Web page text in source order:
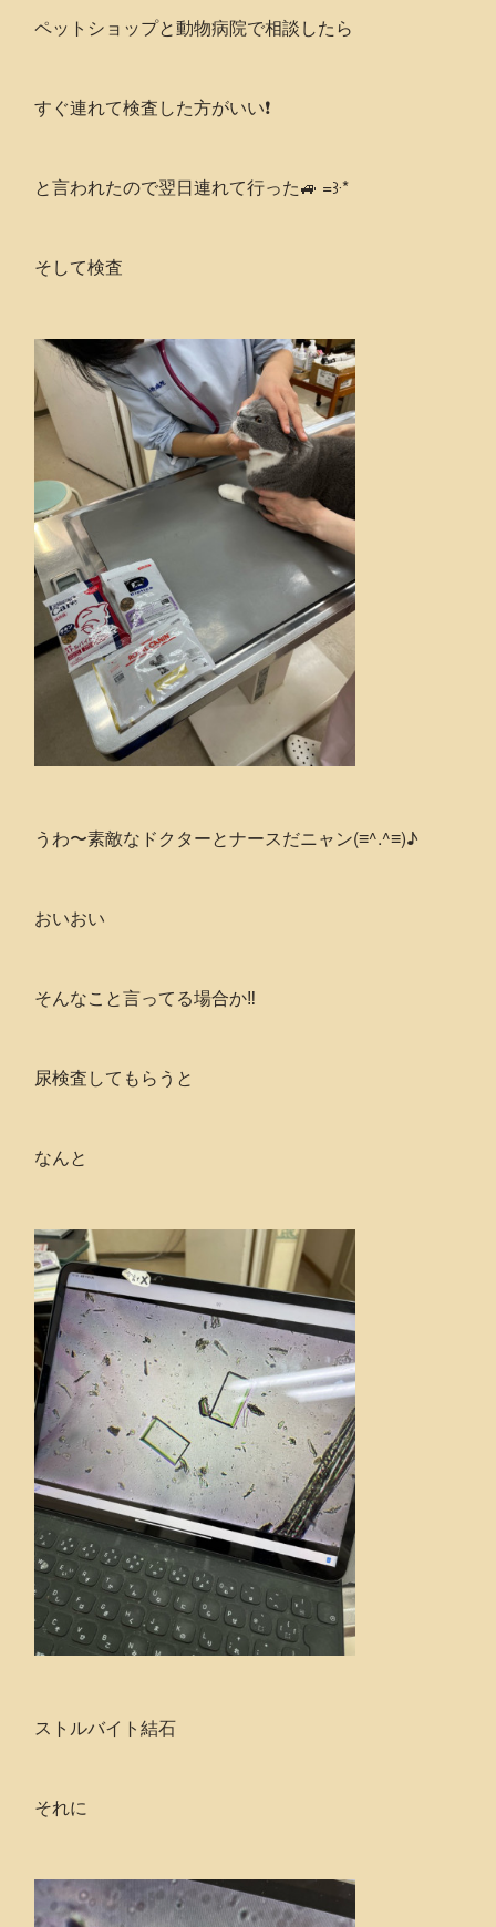
ペットショップと動物病院で相談したら
すぐ連れて検査した方がいい❗️
と言われたので翌日連れて行った🚙 =꒱‧*
そして検査
うわ〜素敵なドクターとナースだニャン(≡^.^≡)♪
おいおい
そんなこと言ってる場合か‼️
尿検査してもらうと
なんと
ストルバイト結石
それに